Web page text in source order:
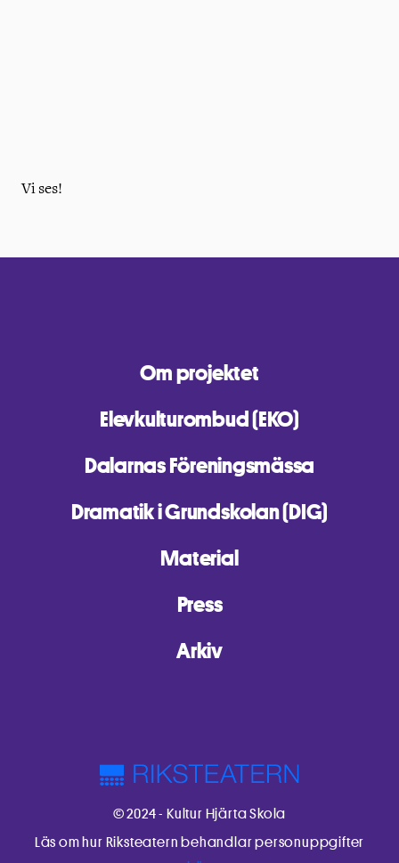
Vi ses!
Om projektet
Elevkulturombud (EKO)
Dalarnas Föreningsmässa
Dramatik i Grundskolan (DIG)
Material
Press
Arkiv
© 2024 - Kultur Hjärta Skola
Läs om hur Riksteatern behandlar personuppgifter